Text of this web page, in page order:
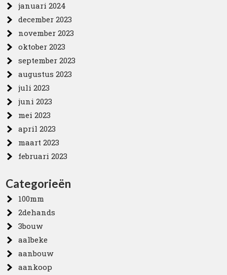
januari 2024
december 2023
november 2023
oktober 2023
september 2023
augustus 2023
juli 2023
juni 2023
mei 2023
april 2023
maart 2023
februari 2023
Categorieën
100mm
2dehands
3bouw
aalbeke
aanbouw
aankoop